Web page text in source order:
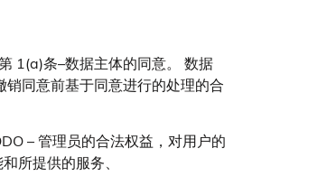
1(a)条–数据主体的同意。 数据
同意前基于同意进行的处理的合
– 管理员的合法权益，对用户的
所提供的服务、